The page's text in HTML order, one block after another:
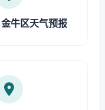
金牛区天气预报